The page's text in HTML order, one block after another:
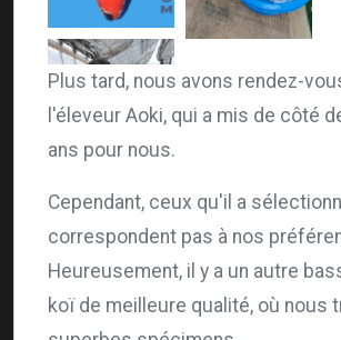
Plus tard, nous avons rendez-
l'éleveur Aoki, qui a mis de côté
ans pour nous.
Cependant, ceux qu'il a
correspondent pas à nos
Heureusement, il y a un autre
koï de meilleure qualité, où nous